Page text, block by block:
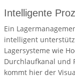
Intelligente
Ein
intelligent
Lagersysteme wie
Durchlaufkanal und
kommt hier der